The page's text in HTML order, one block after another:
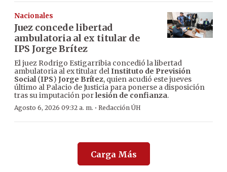
Nacionales
Juez concede libertad
ambulatoria al ex titular de
IPS Jorge Brítez
El juez Rodrigo Estigarribia concedió la libertad
ambulatoria al ex titular delInstituto de Previsión
Social(IPS) Jorge Brítez, quien acudió este jueves
último al Palacio de Justicia para ponerse a disposición
tras su imputación porlesión de confianza.
Agosto 6, 2026 09:32 a. m. · Redacción ÚH
Carga Más